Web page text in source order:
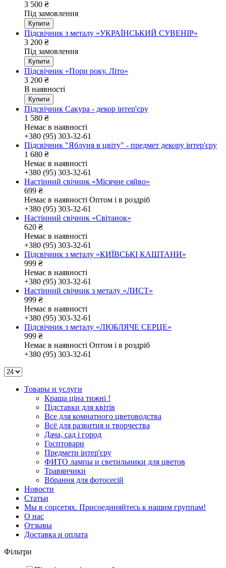
3 500 ₴
Під замовлення
Купити
Підсвічник з металу «УКРАЇНСЬКИЙ СУВЕНІР»
3 200 ₴
Під замовлення
Купити
Підсвічник «Пори року. Літо»
3 200 ₴
В наявності
Купити
Підсвічник Сакура - декор інтер'єру
1 580 ₴
Немає в наявності
+380 (95) 303-32-61
Підсвічник "Яблуня в цвіту" - предмет декору інтер'єру
1 680 ₴
Немає в наявності
+380 (95) 303-32-61
Настінний свічник «Місячне сяйво»
699 ₴
Немає в наявності Оптом і в роздріб
+380 (95) 303-32-61
Настінний свічник «Світанок»
620 ₴
Немає в наявності
+380 (95) 303-32-61
Підсвічник з металу «КИЇВСЬКІ КАШТАНИ»
999 ₴
Немає в наявності
+380 (95) 303-32-61
Настінний свічник з металу «ЛИСТ»
999 ₴
Немає в наявності
+380 (95) 303-32-61
Підсвічник з металу «ЛЮБЛЯЧЕ СЕРЦЕ»
999 ₴
Немає в наявності Оптом і в роздріб
+380 (95) 303-32-61
Товары и услуги
Краща ціна тижні !
Підставки для квітів
Все для комнатного цветоводства
Всё для развития и творчества
Дача, сад і город
Госптовари
Предмети інтер'єру
ФИТО лампы и светильники для цветов
Травянчики
Вбрання для фотосесій
Новости
Статьи
Мы в соцсетях. Присоединяйтесь к нашим группам!
О нас
Отзывы
Доставка и оплата
Фільтри